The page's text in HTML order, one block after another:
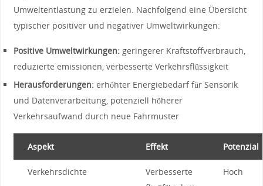
Umweltentlastung zu erzielen. Nachfolgend eine Übersicht
typischer ⁢positiver‌ und ‌negativer ‌Umweltwirkungen:
Positive‍ Umweltwirkungen:geringerer ‍Kraftstoffverbrauch,
reduzierte emissionen, verbesserte Verkehrsflüssigkeit
Herausforderungen:erhöhter Energiebedarf für ⁤Sensorik
‌und Datenverarbeitung, potenziell höherer
Verkehrsaufwand durch neue Fahrmuster
Aspekt Effekt Potenzial
Verkehrsdichte
Verbesserte
Hoch